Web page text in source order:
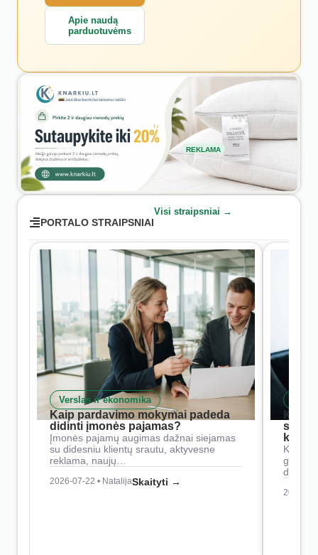
Apie naudą
parduotuvėms
REKLAMA
PORTALO STRAIPSNIAI
Visi straipsniai →
Verslas ir ekonomika
Kaip pardavimo mokymai padeda
didinti įmonės pajamas?
Įmonės pajamų augimas dažnai siejamas
su didesniu klientų srautu, aktyvesne
reklama, naujų…
2026-07-22 • NatalijaSkaityti →
Kaip
2026-